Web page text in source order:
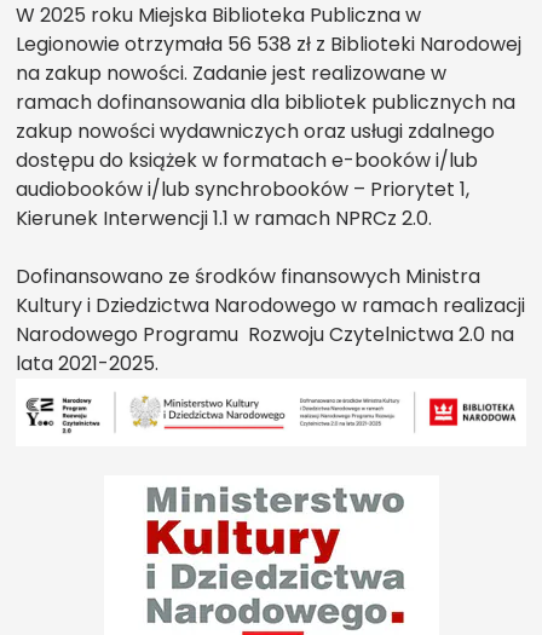
W 2025 roku Miejska Biblioteka Publiczna w
Legionowie otrzymała 56 538 zł z Biblioteki Narodowej
na zakup nowości. Zadanie jest realizowane w
ramach dofinansowania dla bibliotek publicznych na
zakup nowości wydawniczych oraz usługi zdalnego
dostępu do książek w formatach e-booków i/lub
audiobooków i/lub synchrobooków – Priorytet 1,
Kierunek Interwencji 1.1 w ramach NPRCz 2.0.
Dofinansowano ze środków finansowych Ministra
Kultury i Dziedzictwa Narodowego w ramach realizacji
Narodowego Programu Rozwoju Czytelnictwa 2.0 na
lata 2021-2025.